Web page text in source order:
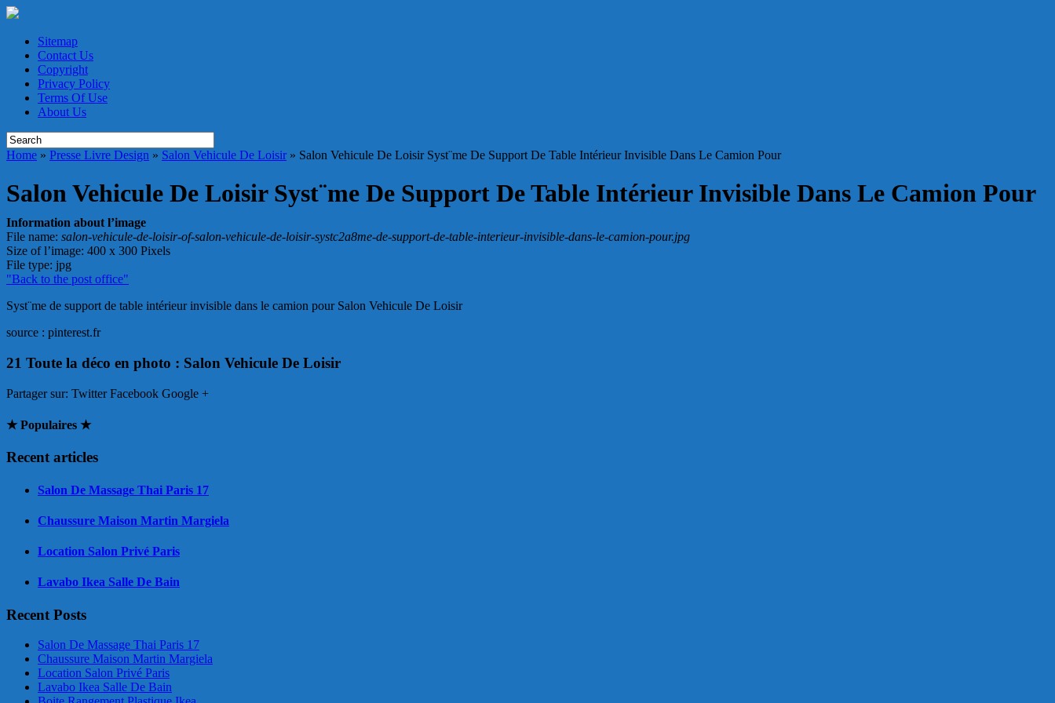
Sitemap
Contact Us
Copyright
Privacy Policy
Terms Of Use
About Us
Home » Presse Livre Design » Salon Vehicule De Loisir » Salon Vehicule De Loisir Syst¨me De Support De Table Intérieur Invisible Dans Le Camion Pour
Salon Vehicule De Loisir Syst¨me De Support De Table Intérieur Invisible Dans Le Camion Pour
Information about l’image
File name: salon-vehicule-de-loisir-of-salon-vehicule-de-loisir-systc2a8me-de-support-de-table-interieur-invisible-dans-le-camion-pour.jpg
Size of l’image: 400 x 300 Pixels
File type: jpg
"Back to the post office"
Syst¨me de support de table intérieur invisible dans le camion pour Salon Vehicule De Loisir
source : pinterest.fr
21 Toute la déco en photo : Salon Vehicule De Loisir
Partager sur: Twitter Facebook Google +
★ Populaires ★
Recent articles
Salon De Massage Thai Paris 17
Chaussure Maison Martin Margiela
Location Salon Privé Paris
Lavabo Ikea Salle De Bain
Recent Posts
Salon De Massage Thai Paris 17
Chaussure Maison Martin Margiela
Location Salon Privé Paris
Lavabo Ikea Salle De Bain